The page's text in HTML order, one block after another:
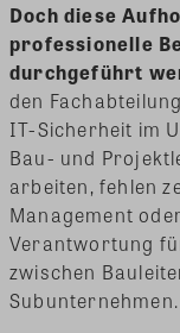
Doch diese
professionelle
durchgeführt
den
IT-Sicherheit im
Bau- und
arbeiten, fehlen
Management
Verantwortung
zwischen
Subunternehmen.